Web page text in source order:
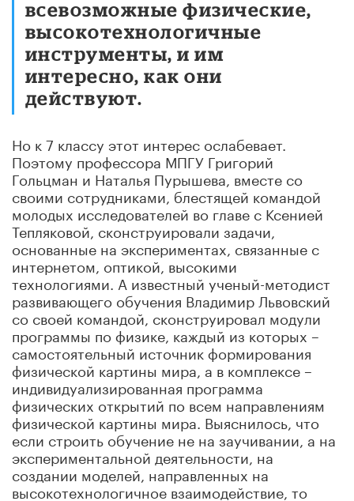
всевозможные физические,
высокотехнологичные
инструменты, и им
интересно, как они
действуют.
Но к 7 классу этот интерес ослабевает.
Поэтому профессора МПГУ Григорий
Гольцман и Наталья Пурышева, вместе со
своими сотрудниками, блестящей командой
молодых исследователей во главе с Ксенией
Тепляковой, сконструировали задачи,
основанные на экспериментах, связанные с
интернетом, оптикой, высокими
технологиями. А известный ученый-методист
развивающего обучения Владимир Львовский
со своей командой, сконструировал модули
программы по физике, каждый из которых –
самостоятельный источник формирования
физической картины мира, а в комплексе –
индивидуализированная программа
физических открытий по всем направлениям
физической картины мира. Выяснилось, что
если строить обучение не на заучивании, а на
экспериментальной деятельности, на
создании моделей, направленных на
высокотехнологичное взаимодействие, то